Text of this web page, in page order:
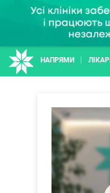
НАПРЯМИ ЛІКАРІ